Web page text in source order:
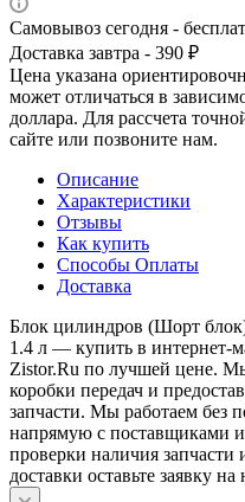
Самовывоз сегодня -
Доставка завтра - 390 ₽
Цена указана
может отличаться в
доллара. Для рассчета
сайте или позвоните нам.
Описание
Характеристики
Отзывы
Как купить
Способы Оплаты
Доставка
Блок цилиндров (Шорт
1.4 л — купить в интернет-
Zistor.Ru по лучшей цене.
коробки передач и
запчасти. Мы работаем без
напрямую с
проверки наличия
доставки оставьте заявку